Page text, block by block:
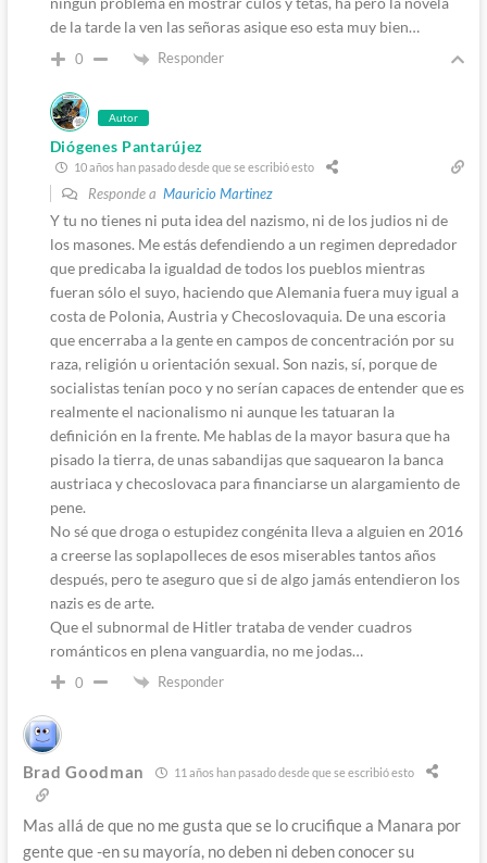
de la tarde la ven las señoras asique eso esta muy bien…
0 Responder
Autor
Diógenes Pantarújez
10 años han pasado desde que se escribió esto
Responde a Mauricio Martinez
Y tu no tienes ni puta idea del nazismo, ni de los judios ni de
los masones. Me estás defendiendo a un regimen depredador
que predicaba la igualdad de todos los pueblos mientras
fueran sólo el suyo, haciendo que Alemania fuera muy igual a
costa de Polonia, Austria y Checoslovaquia. De una escoria
que encerraba a la gente en campos de concentración por su
raza, religión u orientación sexual. Son nazis, sí, porque de
socialistas tenían poco y no serían capaces de entender que es
realmente el nacionalismo ni aunque les tatuaran la
definición en la frente. Me hablas de la mayor basura que ha
pisado la tierra, de unas sabandijas que saquearon la banca
austriaca y checoslovaca para financiarse un alargamiento de
pene.
No sé que droga o estupidez congénita lleva a alguien en 2016
a creerse las soplapolleces de esos miserables tantos años
después, pero te aseguro que si de algo jamás entendieron los
nazis es de arte.
Que el subnormal de Hitler trataba de vender cuadros
románticos en plena vanguardia, no me jodas…
0 Responder
Brad Goodman 11 años han pasado desde que se escribió esto
Mas allá de que no me gusta que se lo crucifique a Manara por
gente que -en su mayoría, no deben ni deben conocer su